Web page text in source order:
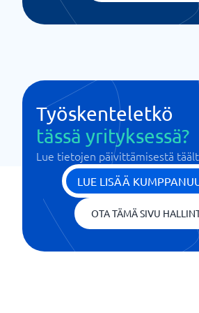
Työskenteletkö
tässä yrityksessä?
Lue tietojen päivittämisestä
LUE LISÄÄ
OTA TÄMÄ SIVU